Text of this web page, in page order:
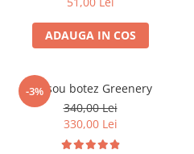
ADAUGA IN COS
-3%
Trusou botez Greenery
340,00 Lei
330,00 Lei